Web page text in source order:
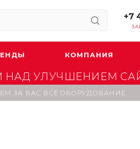
+7
КОМПАНИЯ
УЛУЧШЕНИЕМ
ЗА ВАС ВСЁ ОБОРУДОВАНИЕ.